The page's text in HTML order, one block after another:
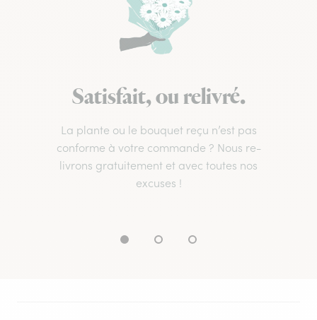
Satisfait, ou relivré.
La plante ou le bouquet reçu n’est pas
conforme à votre commande ? Nous re-
livrons gratuitement et avec toutes nos
excuses !